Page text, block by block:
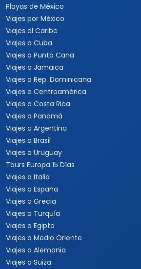
Playas de México
Viajes por México
Viajes al Caribe
Viajes a Cuba
Viajes a Punta Cana
Viajes a Jamaica
Viajes a Rep. Dominicana
Viajes a Centroamérica
Viajes a Costa Rica
Viajes a Panamá
Viajes a Argentina
Viajes a Brasil
Viajes a Uruguay
Tours Europa 15 Días
Viajes a Italia
Viajes a España
Viajes a Grecia
Viajes a Turquía
Viajes a Egipto
Viajes a Medio Oriente
Viajes a Alemania
Viajes a Suiza